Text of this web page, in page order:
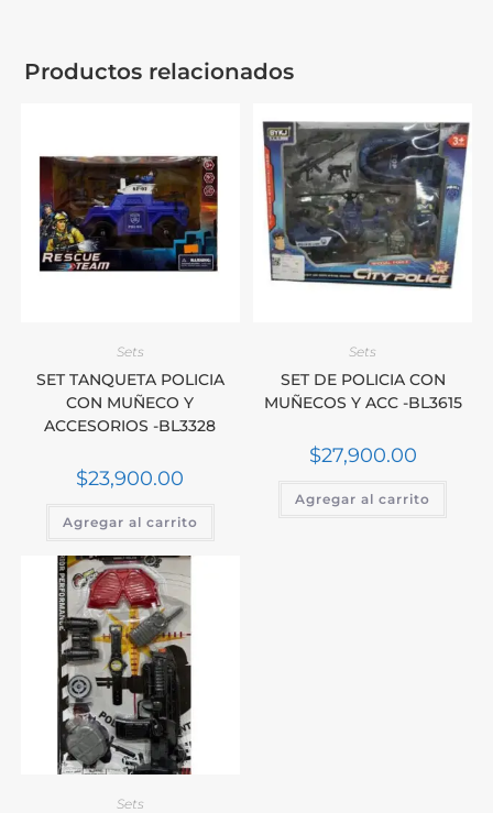
Productos relacionados
Sets
SET TANQUETA POLICIA
CON MUÑECO Y
ACCESORIOS -BL3328
$23,900.00
Agregar al carrito
Sets
SET DE POLICIA CON
MUÑECOS Y ACC -BL3615
$27,900.00
Agregar al carrito
Sets